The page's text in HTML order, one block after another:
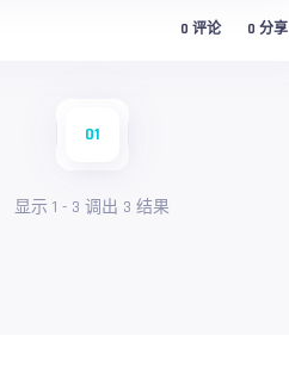
0 评论 0 分享
01
显示 1 - 3 调出 3 结果